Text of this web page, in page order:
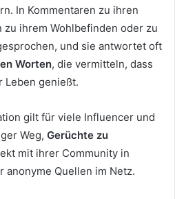
In Kommentaren zu ihren
ihrem Wohlbefinden oder zu
und sie antwortet oft
Worten, die vermitteln, dass
Leben genießt.
gilt für viele Influencer und
Weg, Gerüchte zu
mit ihrer Community in
anonyme Quellen im Netz.